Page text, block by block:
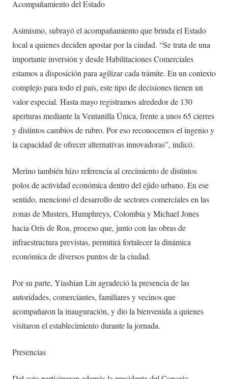
Acompañamiento del Estado
Asimismo, subrayó el acompañamiento que brinda el Estado
local a quienes deciden apostar por la ciudad. “Se trata de una
importante inversión y desde Habilitaciones Comerciales
estamos a disposición para agilizar cada trámite. En un contexto
complejo para todo el país, este tipo de decisiones tienen un
valor especial. Hasta mayo registramos alrededor de 130
aperturas mediante la Ventanilla Única, frente a unos 65 cierres
y distintos cambios de rubro. Por eso reconocemos el ingenio y
la capacidad de ofrecer alternativas innovadoras”, indicó.
Merino también hizo referencia al crecimiento de distintos
polos de actividad económica dentro del ejido urbano. En ese
sentido, mencionó el desarrollo de sectores comerciales en las
zonas de Musters, Humphreys, Colombia y Michael Jones
hacia Oris de Roa, proceso que, junto con las obras de
infraestructura previstas, permitirá fortalecer la dinámica
económica de diversos puntos de la ciudad.
Por su parte, Yiashian Lin agradeció la presencia de las
autoridades, comerciantes, familiares y vecinos que
acompañaron la inauguración, y dio la bienvenida a quienes
visitaron el establecimiento durante la jornada.
Presencias